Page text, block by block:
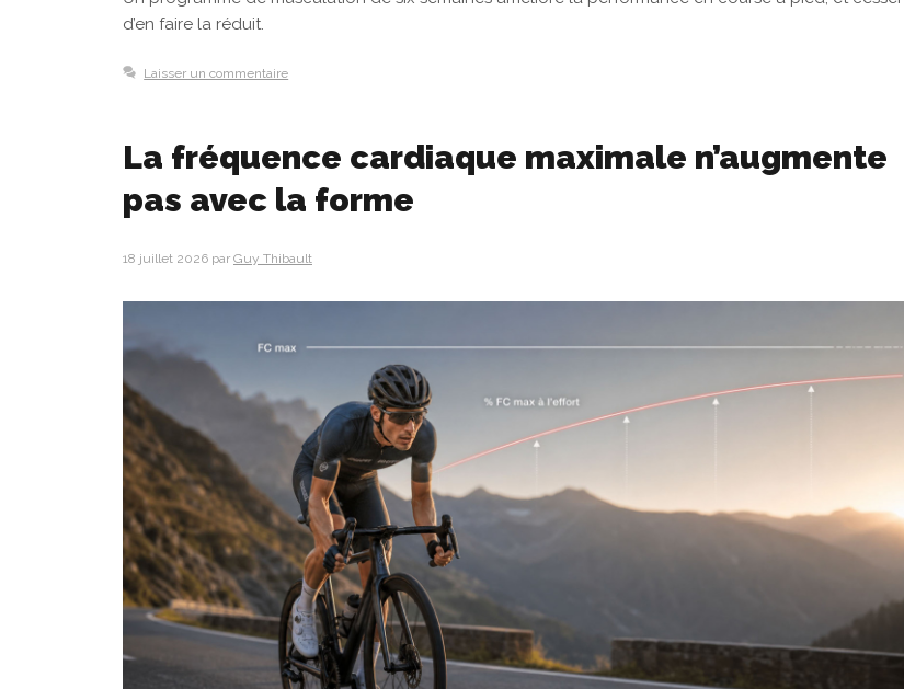
d’en faire la réduit.
Laisser un commentaire
La fréquence cardiaque maximale n’augmente
pas avec la forme
18 juillet 2026 par Guy Thibault